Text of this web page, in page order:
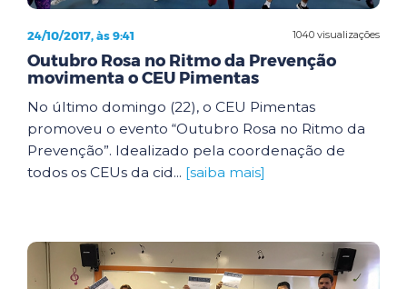
1040 visualizações
24/10/2017, às 9:41
Outubro Rosa no Ritmo da Prevenção
movimenta o CEU Pimentas
No último domingo (22), o CEU Pimentas
promoveu o evento “Outubro Rosa no Ritmo da
Prevenção”. Idealizado pela coordenação de
todos os CEUs da cid... [saiba mais]